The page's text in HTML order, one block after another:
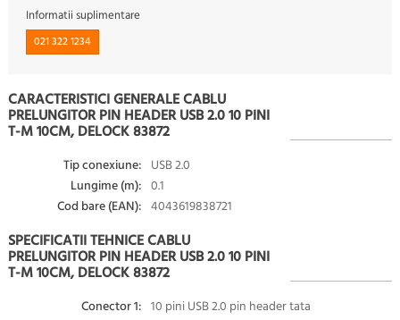
Informatii suplimentare
021 322 1234
CARACTERISTICI GENERALE CABLU
PRELUNGITOR PIN HEADER USB 2.0 10 PINI
T-M 10CM, DELOCK 83872
Tip conexiune: USB 2.0
Lungime (m): 0.1
Cod bare (EAN): 4043619838721
SPECIFICATII TEHNICE CABLU
PRELUNGITOR PIN HEADER USB 2.0 10 PINI
T-M 10CM, DELOCK 83872
Conector 1: 10 pini USB 2.0 pin header tata